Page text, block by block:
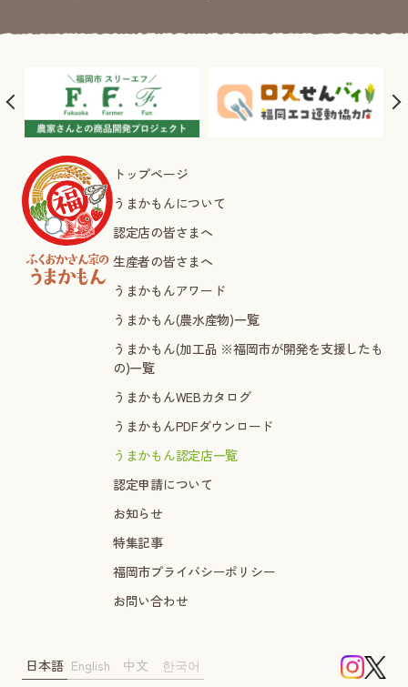
トップページ
うまかもんについて
認定店の皆さまへ
生産者の皆さまへ
うまかもんアワード
うまかもん(農水産物)一覧
うまかもん(加工品 ※福岡市が開発を支援したも
の)一覧
うまかもんWEBカタログ
うまかもんPDFダウンロード
うまかもん認定店一覧
認定申請について
お知らせ
特集記事
福岡市プライバシーポリシー
お問い合わせ
日本語 English 中文 한국어